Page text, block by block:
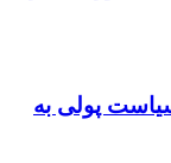
سیاست پولی به